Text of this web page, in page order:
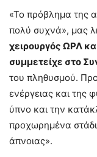
«Το πρόβλημα της
πολύ συχνά», μας
χειρουργός ΩΡΛ
συμμετείχε στο
του πληθυσμού.
ενέργειας και της
ύπνο και την
προχωρημένα
άπνοιας».